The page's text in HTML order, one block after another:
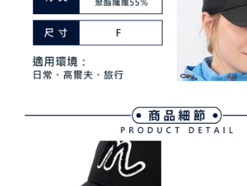
1.分期款項不併入電信帳單，「大哥付你分期」於每月
醒簡訊。
2.透過簡訊連結打開帳單後，可選擇「超商條碼／台灣
帳／街口支付／iPASS MONEY」等通路繳費。
【注意事項】
用戶於交易時，得透過本服務購買商品或服務，並由
買賣價金債權讓與本公司後，依約使用本公司帳單繳交
2.基於同意付款使用「大哥付你分期」之契約關係目的
資料（包含姓名、電話或地址）提供予台灣大哥大進
由本公司與您本人進行分期帳單所需資料之確認、核對
3.完整用戶服務條款，請詳閱以下連結：
【「AFTEE先享後付」結帳流程】
１．於結帳方式選擇「AFTEE先享後付」後，將跳轉
結帳頁面，進行簡訊認證並確認金額後，即可完成結
２．訂單成立數日內，您將收到繳費通知簡訊。
３．收到繳費通知簡訊後14天內，點擊此簡訊中的連
購買商品的店家。未經商家同意取消之訂單仍視為有
※ 交易是否成功請以「AFTEE先享後付 」之結帳頁面
是否繳費成功／繳費後需取消欲退款等相關疑問，請聯
https://netprotections.freshdesk.com/
免運費
付款後全家取貨
免運費
免運費
付款後萊爾富取貨